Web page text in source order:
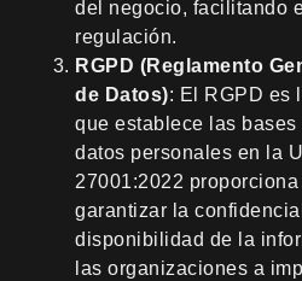
del negocio, facilitando
regulación.
RGPD (Reglamento
de Datos): El RGPD es
que establece las
datos personales en la
27001:2022
garantizar la
disponibilidad de la
las organizaciones a